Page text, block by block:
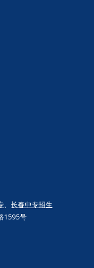
、长春中专招生
1595号